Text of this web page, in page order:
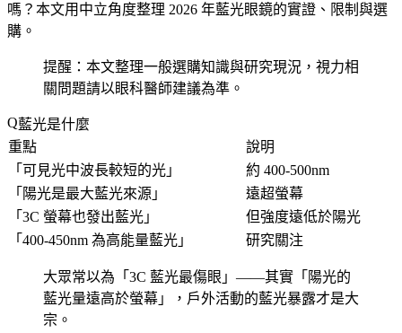
嗎？本文用中立角度整理 2026 年藍光眼鏡的實證、限制與選
購。
提醒：本文整理一般選購知識與研究現況，視力相
關問題請以眼科醫師建議為準。
藍光是什麼
重點
說明
「 可見光中波長較短的光 」
約 400-500nm
「 陽光是最大藍光來源 」
遠超螢幕
「 3C 螢幕也發出藍光 」
但強度遠低於陽光
「 400-450nm 為高能量藍光 」 研究關注
大眾常以為「 3C 藍光最傷眼 」——其實「 陽光的
藍光量遠高於螢幕 」，戶外活動的藍光暴露才是大
宗。